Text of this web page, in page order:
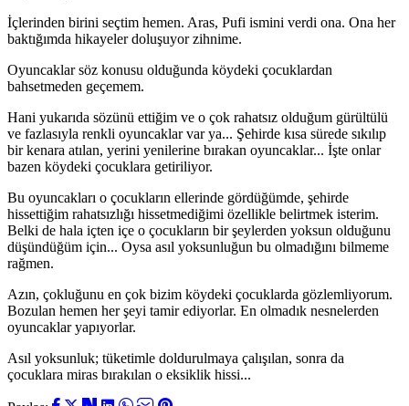
İçlerinden birini seçtim hemen. Aras, Pufi ismini verdi ona. Ona her
baktığımda hikayeler doluşuyor zihnime.
Oyuncaklar söz konusu olduğunda köydeki çocuklardan
bahsetmeden geçemem.
Hani yukarıda sözünü ettiğim ve o çok rahatsız olduğum gürültülü
ve fazlasıyla renkli oyuncaklar var ya... Şehirde kısa sürede sıkılıp
bir kenara atılan, yerini yenilerine bırakan oyuncaklar... İşte onlar
bazen köydeki çocuklara getiriliyor.
Bu oyuncakları o çocukların ellerinde gördüğümde, şehirde
hissettiğim rahatsızlığı hissetmediğimi özellikle belirtmek isterim.
Belki de hala içten içe o çocukların bir şeylerden yoksun olduğunu
düşündüğüm için... Oysa asıl yoksunluğun bu olmadığını bilmeme
rağmen.
Azın, çokluğunu en çok bizim köydeki çocuklarda gözlemliyorum.
Bozulan hemen her şeyi tamir ediyorlar. En olmadık nesnelerden
oyuncaklar yapıyorlar.
Asıl yoksunluk; tüketimle doldurulmaya çalışılan, sonra da
çocuklara miras bırakılan o eksiklik hissi...